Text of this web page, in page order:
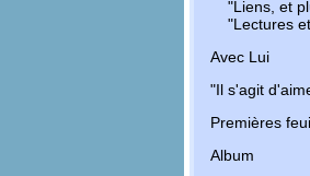
"Liens, et
"Lectures
Avec Lui
"Il s'agit
Premières
Album